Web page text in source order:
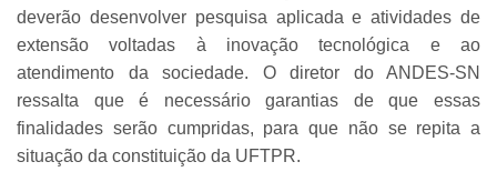
deverão desenvolver pesquisa aplicada e atividades de
extensão voltadas à inovação tecnológica e ao
atendimento da sociedade. O diretor do ANDES-SN
ressalta que é necessário garantias de que essas
finalidades serão cumpridas, para que não se repita a
situação da constituição da UFTPR.